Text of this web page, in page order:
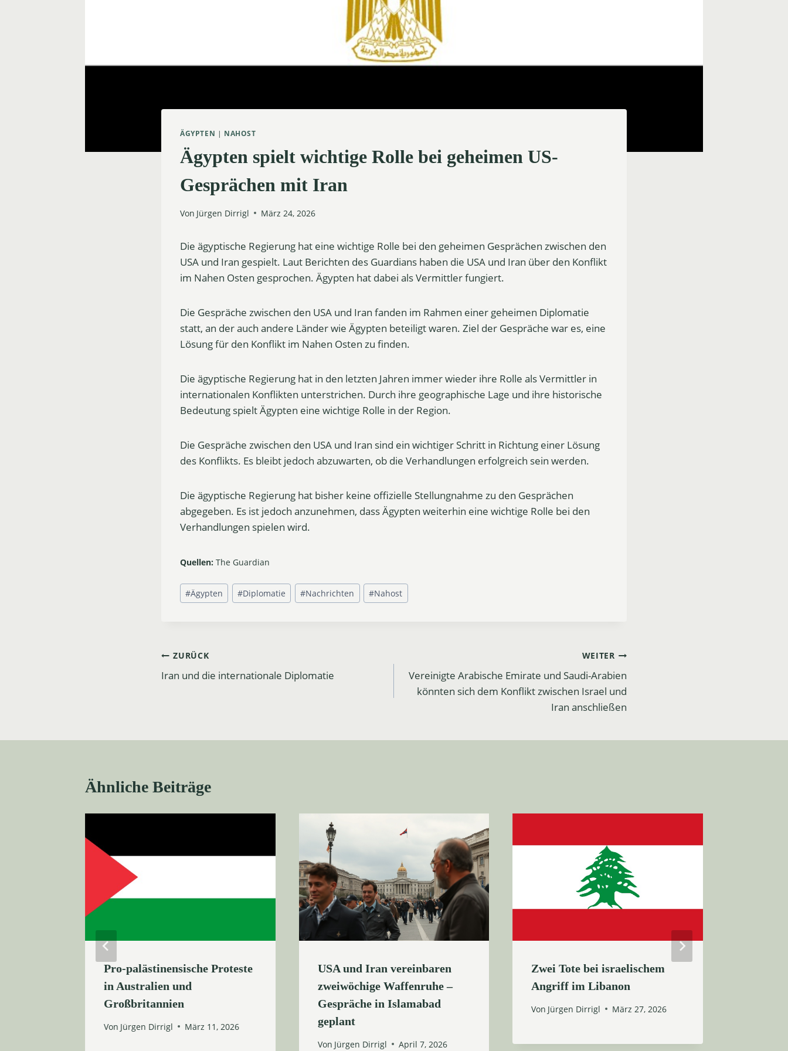
ÄGYPTEN | NAHOST
Ägypten spielt wichtige Rolle bei geheimen US-
Gesprächen mit Iran
Von Jürgen Dirrigl März 24, 2026
Die ägyptische Regierung hat eine wichtige Rolle bei den geheimen Gesprächen zwischen den
USA und Iran gespielt. Laut Berichten des Guardians haben die USA und Iran über den Konflikt
im Nahen Osten gesprochen. Ägypten hat dabei als Vermittler fungiert.
Die Gespräche zwischen den USA und Iran fanden im Rahmen einer geheimen Diplomatie
statt, an der auch andere Länder wie Ägypten beteiligt waren. Ziel der Gespräche war es, eine
Lösung für den Konflikt im Nahen Osten zu finden.
Die ägyptische Regierung hat in den letzten Jahren immer wieder ihre Rolle als Vermittler in
internationalen Konflikten unterstrichen. Durch ihre geographische Lage und ihre historische
Bedeutung spielt Ägypten eine wichtige Rolle in der Region.
Die Gespräche zwischen den USA und Iran sind ein wichtiger Schritt in Richtung einer Lösung
des Konflikts. Es bleibt jedoch abzuwarten, ob die Verhandlungen erfolgreich sein werden.
Die ägyptische Regierung hat bisher keine offizielle Stellungnahme zu den Gesprächen
abgegeben. Es ist jedoch anzunehmen, dass Ägypten weiterhin eine wichtige Rolle bei den
Verhandlungen spielen wird.
Quellen: The Guardian
Schlagworte:
#Ägypten #Diplomatie #Nachrichten #Nahost
Beitrags-
Navigation
ZURÜCK
Iran und die internationale Diplomatie
WEITER
Vereinigte Arabische Emirate und Saudi-Arabien
könnten sich dem Konflikt zwischen Israel und
Iran anschließen
Ähnliche Beiträge
Pro-palästinensische Proteste
in Australien und
Großbritannien
Von Jürgen Dirrigl März 11, 2026
USA und Iran vereinbaren
zweiwöchige Waffenruhe –
Gespräche in Islamabad
geplant
Von Jürgen Dirrigl April 7, 2026
Zwei Tote bei israelischem
Angriff im Libanon
Von Jürgen Dirrigl März 27, 2026